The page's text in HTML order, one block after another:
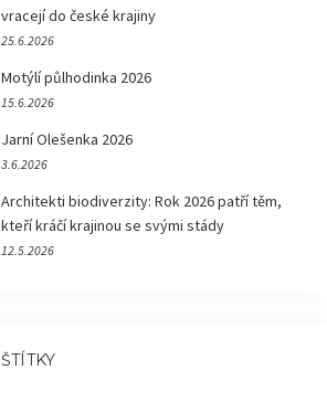
vracejí do české krajiny
25.6.2026
Motýlí půlhodinka 2026
15.6.2026
Jarní Olešenka 2026
3.6.2026
Architekti biodiverzity: Rok 2026 patří těm,
kteří kráčí krajinou se svými stády
12.5.2026
ŠTÍTKY